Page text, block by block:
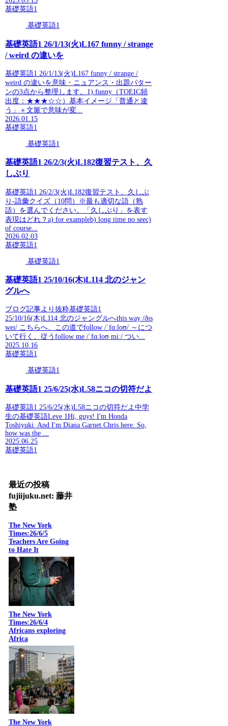
基礎英語1
基礎英語1
基礎英語1 26/1/13(火)L167 funny / strange
/ weird の違いを
基礎英語1 26/1/13(火)L167 funny / strange /
weird の違いを意味・ニュアンス・出題パター
ンの3点から整理します。1) funny（TOEIC頻
出度：★★★☆☆）基本イメージ「普通と違
う」＋文脈で意味が変...
2026.01.15
基礎英語1
基礎英語1
基礎英語1 26/2/3(火)L182復習テスト、久
しぶり
基礎英語1 26/2/3(火)L182復習テスト、久しぶ
り-語彙クイズ（10問）※最も適切な語（熟
語）を選んでください。「久しぶり」を表す
表現はどれ？a) for exampleb) long time no seec)
of course...
2026.02.03
基礎英語1
基礎英語1
基礎英語1 25/10/16(木)L114 北のジャン
グルへ
ブログ記事より抜粋基礎英語1
25/10/16(木)L114 北のジャングルへthis way /ðɪs
weɪ/ こちらへ、この道でfollow /ˈfɑːloʊ/ ～につ
いて行く、従うfollow me /ˈfɑːloʊ miː/ つい...
2025.10.16
基礎英語1
基礎英語1
基礎英語1 25/6/25(水)L58ニコの切符だよ
基礎英語1 25/6/25(水)L58ニコの切符だよ中学
生の基礎英語Leve 1Hi, guys! I'm Honda
Toshiyuki. And I'm Diana Garnet.Chris here. So,
how was the ...
2025.06.25
基礎英語1
最近の投稿
fujiijuku.net: 藤井
塾
The New York
Times:26/6/5
Teachers Are Going
to Hate It
The New York
Times:26/6/4
Africans exploring
Africa
The New York